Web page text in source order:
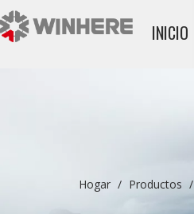
INICIO
Hogar / Productos /